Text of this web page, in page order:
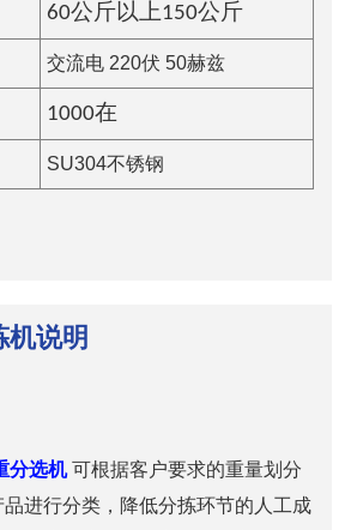
60公斤以上150公斤
交流电 220伏 50赫兹
1000在
SU304不锈钢
机说明
分选机可根据客户要求的重量划分
进行分类，降低分拣环节的人工成